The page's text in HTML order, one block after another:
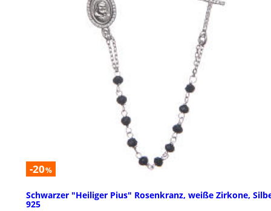
-20%
Schwarzer "Heiliger Pius" Rosenkranz, weiße Zirkone,
925